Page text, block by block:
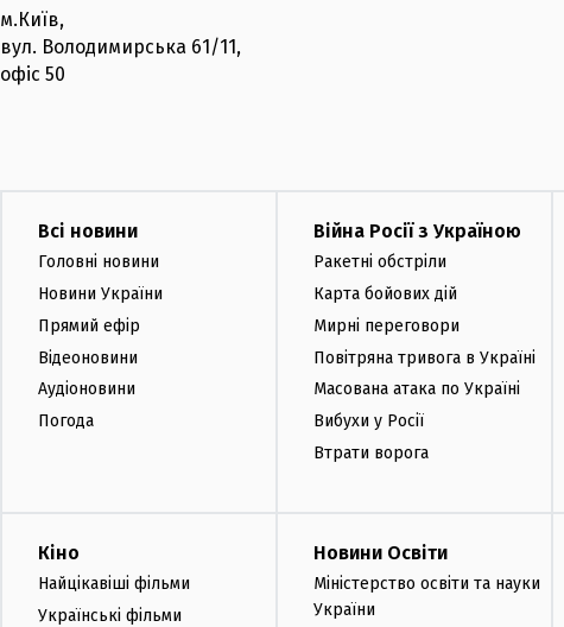
м.Київ,
вул. Володимирська 61/11,
офіс 50
Всі новини
Головні новини
Новини України
Прямий ефір
Відеоновини
Аудіоновини
Погода
Війна Росії з Україною
Ракетні обстріли
Карта бойових дій
Мирні переговори
Повітряна тривога в Україні
Масована атака по Україні
Вибухи у Росії
Втрати ворога
Кіно
Найцікавіші фільми
Українські фільми
Новини Освіти
Міністерство освіти та науки
України